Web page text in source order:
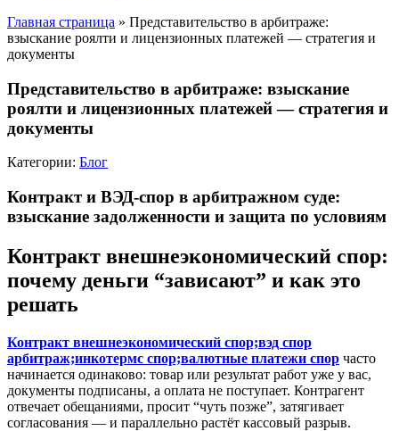
Главная страница » Представительство в арбитраже:
взыскание роялти и лицензионных платежей — стратегия и
документы
Представительство в арбитраже: взыскание
роялти и лицензионных платежей — стратегия и
документы
Категории: Блог
Контракт и ВЭД-спор в арбитражном суде:
взыскание задолженности и защита по условиям
Контракт внешнеэкономический спор:
почему деньги “зависают” и как это
решать
Контракт внешнеэкономический спор;вэд спор
арбитраж;инкотермс спор;валютные платежи спор часто
начинается одинаково: товар или результат работ уже у вас,
документы подписаны, а оплата не поступает. Контрагент
отвечает обещаниями, просит “чуть позже”, затягивает
согласования — и параллельно растёт кассовый разрыв.